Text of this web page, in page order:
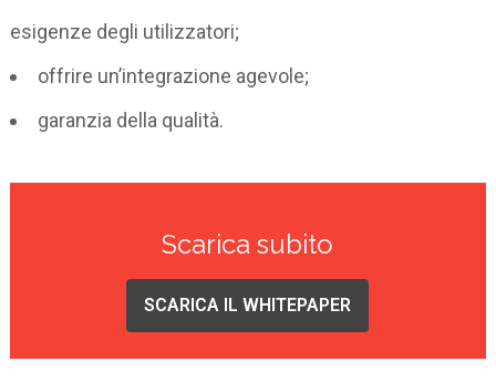
esigenze degli utilizzatori;
offrire un’integrazione agevole;
garanzia della qualità.
Scarica subito
SCARICA IL WHITEPAPER